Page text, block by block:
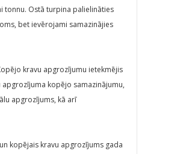
tonnu. Ostā turpina palielināties
bet ievērojami samazinājies
kravu apgrozījumu ietekmējis
kopējo samazinājumu,
apgrozījums, kā arī
kopējais kravu apgrozījums gada